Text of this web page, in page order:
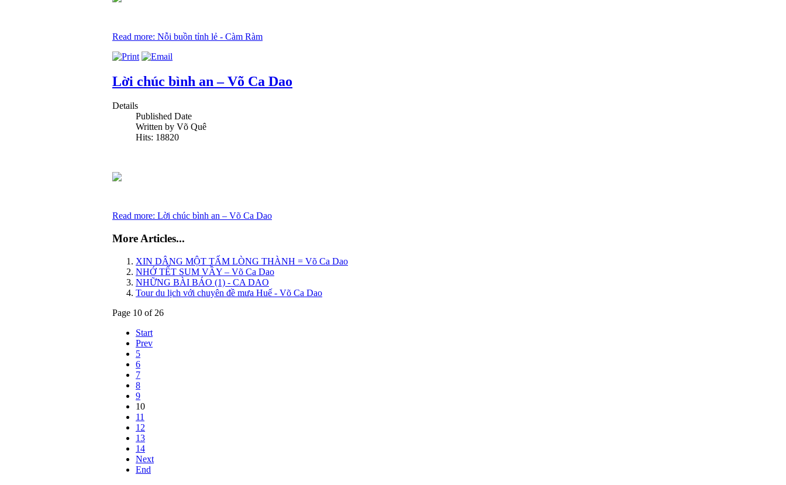
Read more: Nỗi buồn tỉnh lẻ - Càm Ràm
Lời chúc bình an – Võ Ca Dao
Details
Published Date
Written by Võ Quê
Hits: 18820
Read more: Lời chúc bình an – Võ Ca Dao
More Articles...
XIN DÂNG MỘT TẤM LÒNG THÀNH = Võ Ca Dao
NHỚ TẾT SUM VẦY – Võ Ca Dao
NHỮNG BÀI BÁO (1) - CA DAO
Tour du lịch với chuyên đề mưa Huế - Võ Ca Dao
Page 10 of 26
Start
Prev
5
6
7
8
9
10
11
12
13
14
Next
End